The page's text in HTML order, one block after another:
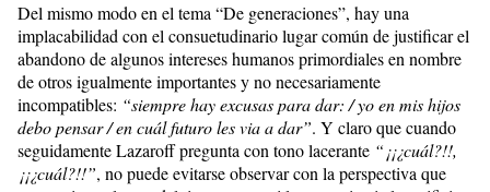
Del mismo modo en el tema “De generaciones”, hay una
implacabilidad con el consuetudinario lugar común de justificar el
abandono de algunos intereses humanos primordiales en nombre
de otros igualmente importantes y no necesariamente
incompatibles: “siempre hay excusas para dar: / yo en mis hijos
debo pensar / en cuál futuro les via a dar”. Y claro que cuando
seguidamente Lazaroff pregunta con tono lacerante “¡¡¿cuál?!!,
¡¡¿cuál?!!”, no puede evitarse observar con la perspectiva que